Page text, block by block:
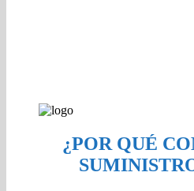
¿POR QUÉ